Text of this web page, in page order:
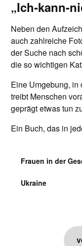
„Ich-kann-
Neben den
auch zahlreiche
der Suche nach
die so wichtigen
Eine Umgebung, in
treibt Menschen
geprägt etwas tun
Ein Buch, das in
Frauen in der
Ukraine